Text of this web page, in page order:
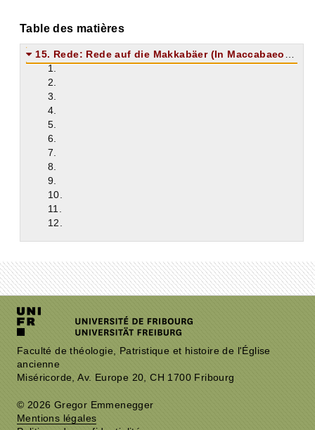
Table des matières
15. Rede: Rede auf die Makkabäer (In Maccabaeorum laudem)
1.
2.
3.
4.
5.
6.
7.
8.
9.
10.
11.
12.
Faculté de théologie, Patristique et histoire de l'Église
ancienne
Miséricorde, Av. Europe 20, CH 1700 Fribourg
© 2026 Gregor Emmenegger
Mentions légales